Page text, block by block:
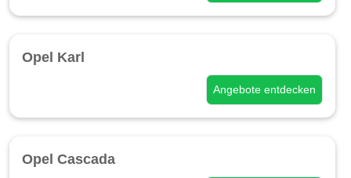
Opel Karl
Angebote entdecken
Opel Cascada